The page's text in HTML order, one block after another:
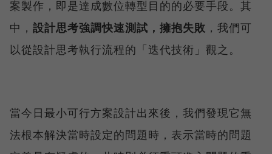
案製作，即是達成數位轉型目的的必要手段。其
中， 設計思考強調快速測試，擁抱失敗 ，我們可
以從設計思考執行流程的「迭代技術」觀之。
當今日最小可行方案設計出來後，我們發現它無
法根本解決當時設定的問題時，表示當時的問題